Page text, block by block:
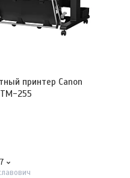
принтер Canon
TM-255